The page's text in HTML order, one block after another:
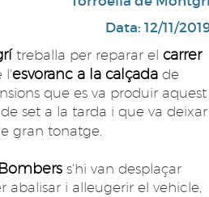
Data: 12/11/
treballa per reparar el carrer
l'esvoranc a la calçada de
que es va produir aquest
set a la tarda i que va deixar
gran tonatge.
Bombers s'hi van desplaçar
i alleugerir el vehicle,